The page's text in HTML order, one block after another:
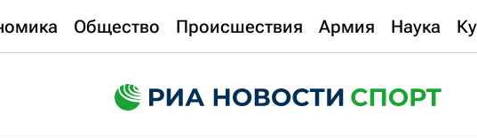
Общество Происшествия Армия Наука